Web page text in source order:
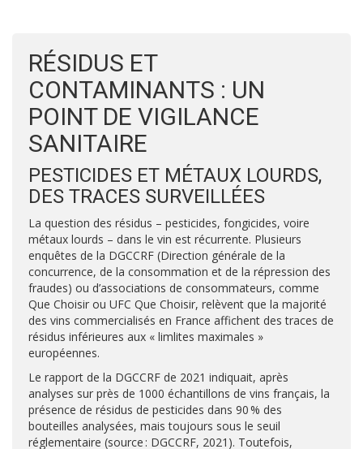
RÉSIDUS ET
CONTAMINANTS : UN
POINT DE VIGILANCE
SANITAIRE
PESTICIDES ET MÉTAUX LOURDS,
DES TRACES SURVEILLÉES
La question des résidus – pesticides, fongicides, voire
métaux lourds – dans le vin est récurrente. Plusieurs
enquêtes de la DGCCRF (Direction générale de la
concurrence, de la consommation et de la répression des
fraudes) ou d’associations de consommateurs, comme
Que Choisir ou UFC Que Choisir, relèvent que la majorité
des vins commercialisés en France affichent des traces de
résidus inférieures aux « limlites maximales »
européennes.
Le rapport de la DGCCRF de 2021 indiquait, après
analyses sur près de 1000 échantillons de vins français, la
présence de résidus de pesticides dans 90 % des
bouteilles analysées, mais toujours sous le seuil
réglementaire (source : DGCCRF, 2021). Toutefois,